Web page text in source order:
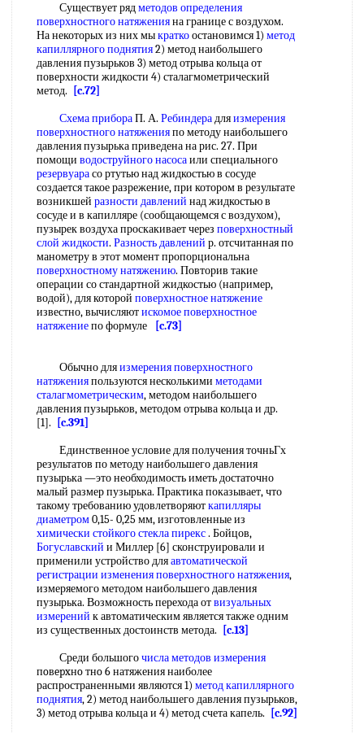
Существует рядметодов определения
поверхностного натяженияна границе с воздухом.
На некоторых из них мыкраткоостановимся 1) метод
капиллярного поднятия2) метод наибольшего
давления пузырьков 3) метод отрыва кольца от
поверхности жидкости 4) сталагмометрический
метод.
[c.72]
Схема прибораП. А. Ребиндерадляизмерения
поверхностного натяженияпо методу наибольшего
давления пузырька приведена на рис. 27. При
помощи водоструйного насосаили специального
резервуарасо ртутью над жидкостью в сосуде
создается такое разрежение, при котором в результате
возникшей разности давлений над жидкостью в
сосуде и в капилляре (сообщающемся с воздухом),
пузырек воздуха проскакивает через поверхностный
слой жидкости. Разность давлений р. отсчитанная по
манометру в этот момент пропорциональна
поверхностному натяжению. Повторив такие
операции со стандартной жидкостью (например,
водой), для которой поверхностное натяжение
известно, вычисляютискомоеповерхностное
натяжениепо формуле [c.73]
Обычно дляизмерения поверхностного
натяженияпользуются несколькими методами
сталагмометрическим, методом наибольшего
давления пузырьков, методом отрыва кольца и др.
[1].
[c.391]
Единственное условие для получения точньГх
результатов по методу наибольшего давления
пузырька —это необходимость иметь достаточно
малый размер пузырька. Практика показывает, что
такому требованию удовлетворяюткапилляры
диаметром0,15- 0,25 мм, изготовленные из
химически стойкого стеклапирекс. Бойцов,
Богуславский и Миллер [6] сконструировали и
применили устройство дляавтоматической
регистрации изменения поверхностного натяжения,
измеряемого методом наибольшего давления
пузырька. Возможность перехода отвизуальных
измерений к автоматическим является также одним
из существенных достоинств метода.
[c.13]
Среди большогочисламетодов измерения
пoвepxнo тнo 6 натяжения наиболее
распространенными являются 1) метод капиллярного
поднятия, 2) метод наибольшего давления пузырьков,
3) метод отрыва кольца и 4) метод счета капель.
[c.92]